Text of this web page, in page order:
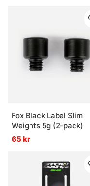
Fox Black Label Slim
Weights 5g (2-pack)
65 kr